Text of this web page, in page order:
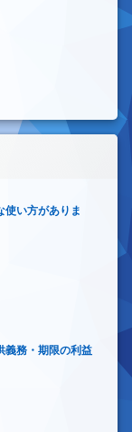
使い方がありま
義務・期限の利益